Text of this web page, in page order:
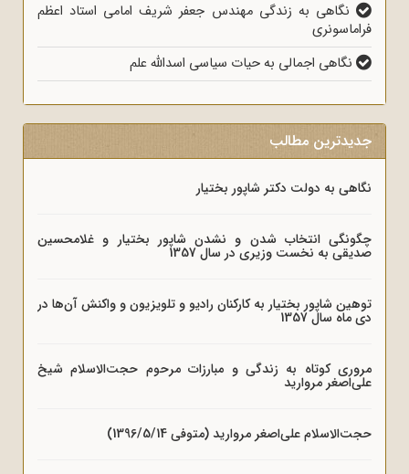
نگاهی به زندگی مهندس جعفر شریف امامی استاد اعظم
فراماسونری
نگاهی اجمالی به حیات سیاسی اسدالله علم
جدیدترین مطالب
نگاهی به دولت دکتر شاپور بختیار
چگونگی انتخاب شدن و نشدن شاپور بختیار و غلامحسین
صدیقی به نخست وزیری در سال 1357
توهین شاپور بختیار به کارکنان رادیو و تلویزیون و واکنش آن‌ها در
دی ماه سال 1357
مروری کوتاه به زندگی و مبارزات مرحوم حجت‌الاسلام شیخ
علی‌اصغر مروارید
حجت‌الاسلام علی‌اصغر مروارید (متوفی 1396/5/14)